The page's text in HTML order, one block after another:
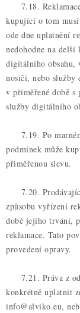
7.18. Reklamace
kupující o tom
ode dne uplatnění
nedohodne na
digitálního obsahu,
nosiči, nebo služby
v přiměřené době
služby digitálního
7.19. Po
podmínek může
přiměřenou slevu.
7.20. Prodávající
způsobu vyřízení
době jejího trvání,
reklamace. Tato
provedení opravy.
7.21. Práva z
konkrétně uplatnit
info@alviko.eu,